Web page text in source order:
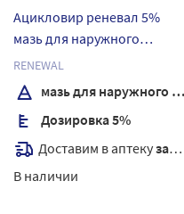
Ацикловир реневал 5%
мазь для наружного
применения 10 гр
RENEWAL
мазь для наружного применения
Дозировка 5%
Доставим в аптекузавтра
В наличии